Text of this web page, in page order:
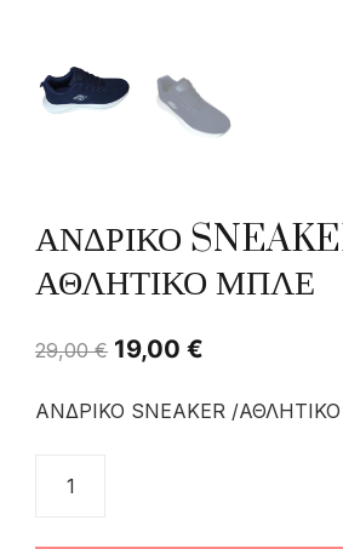
ΑΝΔΡΙΚΟ
ΑΘΛΗΤΙΚΟ ΜΠΛΕ
29,00€ 19,00 €
ΑΝΔΡΙΚΟ SNEAKER /